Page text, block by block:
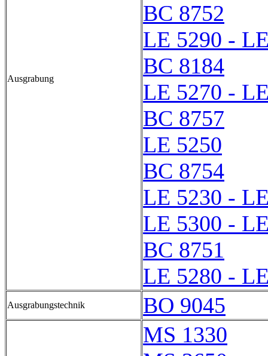
Ausgrabung
BC 8752
LE 5290 -
BC 8184
LE 5270 -
BC 8757
LE 5250
BC 8754
LE 5230 -
LE 5300 -
BC 8751
LE 5280 -
Ausgrabungstechnik BO 9045
MS 1330